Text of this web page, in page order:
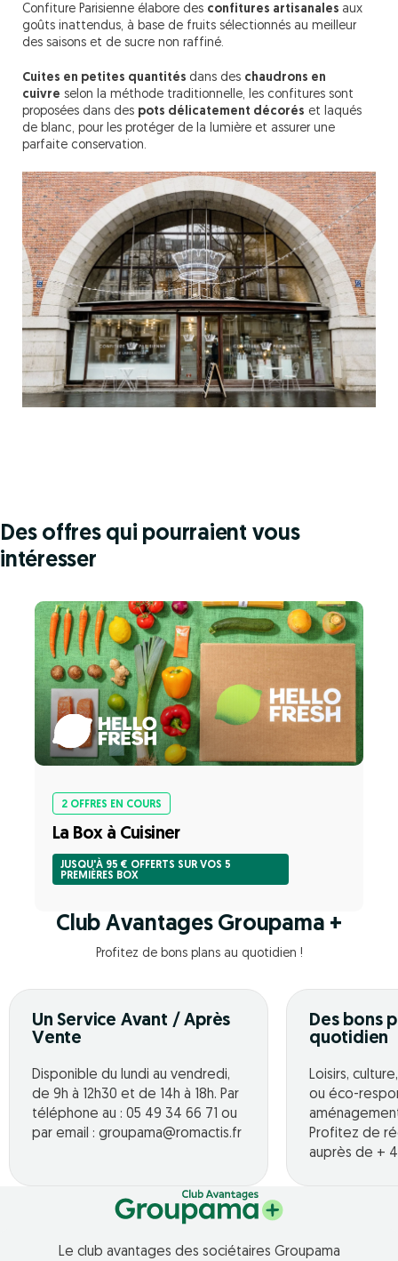
Confiture Parisienne élabore des confitures artisanales aux
goûts inattendus, à base de fruits sélectionnés au meilleur
des saisons et de sucre non raffiné.
Cuites en petites quantités dans des chaudrons en
cuivre selon la méthode traditionnelle, les confitures sont
proposées dans des pots délicatement décorés et laqués
de blanc, pour les protéger de la lumière et assurer une
parfaite conservation.
Des offres qui pourraient vous
intéresser
2 OFFRES EN COURS
La Box à Cuisiner
JUSQU'À 95 € OFFERTS SUR VOS 5
PREMIÈRES BOX
Club Avantages Groupama +
Profitez de bons plans au quotidien !
Un Service Avant / Après
Vente
Disponible du lundi au vendredi,
de 9h à 12h30 et de 14h à 18h. Par
téléphone au : 05 49 34 66 71 ou
par email : groupama@romactis.fr
Des bons
quotidien
Loisirs,
ou éco-
Profitez de
auprès de +
Le club avantages des sociétaires Groupama